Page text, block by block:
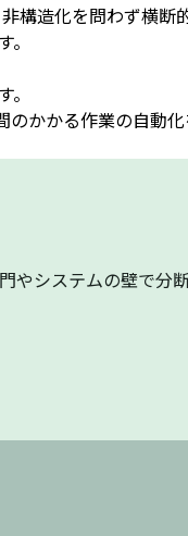
造化を問わず横断
かかる作業の自動
システムの壁で分